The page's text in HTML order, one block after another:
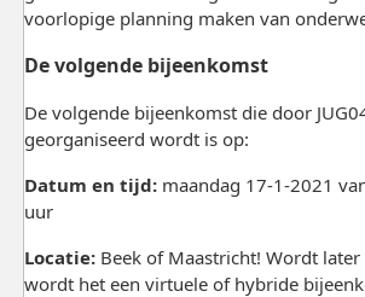
voorlopige planning maken van
De volgende bijeenkomst
De volgende bijeenkomst die door
georganiseerd wordt is op:
Datum en tijd:maandag 17-1-2021
uur
Locatie:Beek of Maastricht! Wordt
wordt het een virtuele of hybride